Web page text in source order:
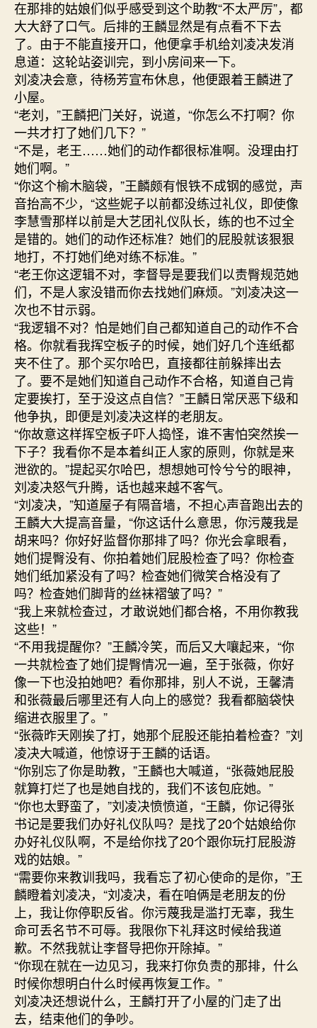
在那排的姑娘们似乎感受到这个助教“不太严厉”，都
大大舒了口气。后排的王麟显然是有点看不下去
了。由于不能直接开口，他便拿手机给刘凌决发消
息道：这轮站姿训完，到小房间来一下。
刘凌决会意，待杨芳宣布休息，他便跟着王麟进了
小屋。
“老刘，”王麟把门关好，说道，“你怎么不打啊？你
一共才打了她们几下？”
“不是，老王……她们的动作都很标准啊。没理由打
她们啊。”
“你这个榆木脑袋，”王麟颇有恨铁不成钢的感觉，声
音抬高不少，“这些妮子以前都没练过礼仪，即使像
李慧雪那样以前是大艺团礼仪队长，练的也不过全
是错的。她们的动作还标准？她们的屁股就该狠狠
地打，不打她们绝对练不标准。”
“老王你这逻辑不对，李督导是要我们以责臀规范她
们，不是人家没错而你去找她们麻烦。”刘凌决这一
次也不甘示弱。
“我逻辑不对？怕是她们自己都知道自己的动作不合
格。你就看我挥空板子的时候，她们好几个连纸都
夹不住了。那个买尔哈巴，直接都往前躲摔出去
了。要不是她们知道自己动作不合格，知道自己肯
定要挨打，至于没这点自信？”王麟日常厌恶下级和
他争执，即便是刘凌决这样的老朋友。
“你故意这样挥空板子吓人捣怪，谁不害怕突然挨一
下子？我看你不是本着纠正人家的原则，你就是来
泄欲的。”提起买尔哈巴，想想她可怜兮兮的眼神，
刘凌决怒气升腾，话也越来越不客气。
“刘凌决，”知道屋子有隔音墙，不担心声音跑出去的
王麟大大提高音量，“你这话什么意思，你污蔑我是
胡来吗？你好好监督你那排了吗？你光会拿眼看，
她们提臀没有、你拍着她们屁股检查了吗？你检查
她们纸加紧没有了吗？检查她们微笑合格没有了
吗？检查她们脚背的丝袜褶皱了吗？”
“我上来就检查过，才敢说她们都合格，不用你教我
这些！”
“不用我提醒你？”王麟冷笑，而后又大嚷起来，“你
一共就检查了她们提臀情况一遍，至于张薇，你好
像一下也没拍她吧？看你那排，别人不说，王馨清
和张薇最后哪里还有人向上的感觉？我看都脑袋快
缩进衣服里了。”
“张薇昨天刚挨了打，她那个屁股还能拍着检查？”刘
凌决大喊道，他惊讶于王麟的话语。
“你别忘了你是助教，”王麟也大喊道，“张薇她屁股
就算打烂了也是她自找的，我们不该包庇她。”
“你也太野蛮了，”刘凌决愤愤道，“王麟，你记得张
书记是要我们办好礼仪队吗？是找了20个姑娘给你
办好礼仪队啊，不是给你找了20个跟你玩打屁股游
戏的姑娘。”
“需要你来教训我吗，我看忘了初心使命的是你，”王
麟瞪着刘凌决，“刘凌决，看在咱俩是老朋友的份
上，我让你停职反省。你污蔑我是滥打无辜，我生
命可丢名节不可辱。我限你下礼拜这时候给我道
歉。不然我就让李督导把你开除掉。”
“你现在就在一边见习，我来打你负责的那排，什么
时候你想明白什么时候再恢复工作。”
刘凌决还想说什么，王麟打开了小屋的门走了出
去，结束他们的争吵。